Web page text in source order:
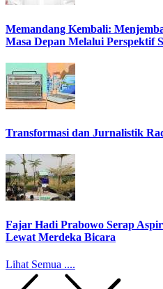
Memandang Kembali:
Masa Depan Melalui Perspektif
Transformasi dan Jurnalistik
Fajar Hadi Prabowo Serap
Lewat Merdeka Bicara
Lihat Semua ....